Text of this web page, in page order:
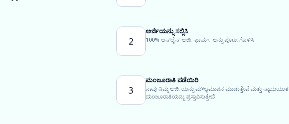
2
ಅರ್ಜಿಯನ್ನು ಸಲ್ಲಿಸಿ
100% ಆನ್‌ಲೈನ್ ಅರ್ಜಿ ಫಾರ್ಮ್ ಅನ್ನು ಪೂರ್ಣಗೊಳಿಸಿ
3
ಮಂಜೂರಾತಿ ಪಡೆಯಿರಿ
ನಾವು ನಿಮ್ಮ ಅರ್ಜಿಯನ್ನು ಮೌಲ್ಯಮಾಪನ ಮಾಡುತ್ತೇವೆ ಮತ್ತು ನ್ಯಾಯಯುತ
ಮಂಜೂರಾತಿಯನ್ನು ಪ್ರಸ್ತಾಪಿಸುತ್ತೇವೆ